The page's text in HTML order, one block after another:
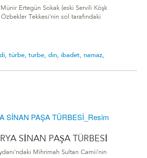
Ertegün Sokak (eski Servili Köşk
Tekkesi'nin sol tarafındaki
türbe, turbe, din, ibadet, namaz,
SİNAN PAŞA TÜRBESİ
Mihrimah Sultan Camii'nin